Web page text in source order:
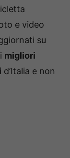
e video
su
migliori
d’Italia e non